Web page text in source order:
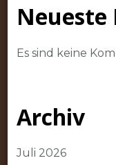
Es sind keine
Archiv
Juli 2026